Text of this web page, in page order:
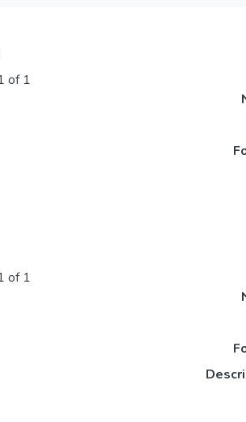
of 1
of 1